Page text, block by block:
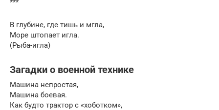
***
В глубине, где тишь и мгла,
Море штопает игла.
(Рыба-игла)
Загадки о военной технике
Машина непростая,
Машина боевая.
Как будто трактор с «хоботком»,